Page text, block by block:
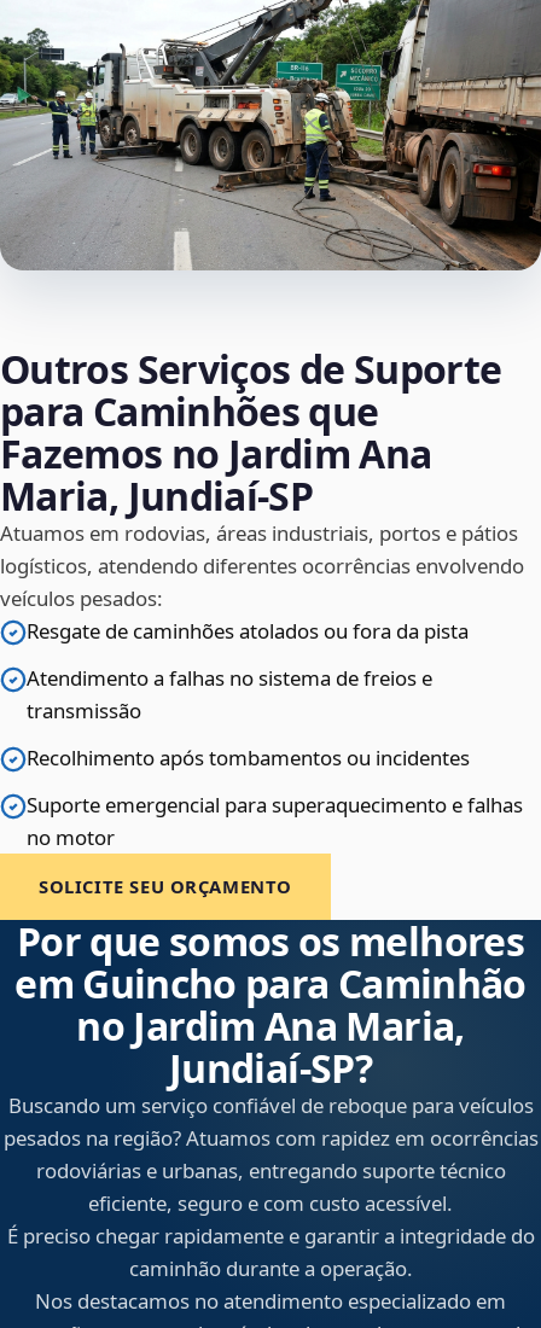
Outros Serviços de Suporte
para Caminhões que
Fazemos no Jardim Ana
Maria, Jundiaí‑SP
Atuamos em rodovias, áreas industriais, portos e pátios
logísticos, atendendo diferentes ocorrências envolvendo
veículos pesados:
Resgate de caminhões atolados ou fora da pista
Atendimento a falhas no sistema de freios e
transmissão
Recolhimento após tombamentos ou incidentes
Suporte emergencial para superaquecimento e falhas
no motor
SOLICITE SEU ORÇAMENTO
Por que somos os melhores
em Guincho para Caminhão
no Jardim Ana Maria,
Jundiaí‑SP?
Buscando um serviço confiável de reboque para veículos
pesados na região? Atuamos com rapidez em ocorrências
rodoviárias e urbanas, entregando suporte técnico
eficiente, seguro e com custo acessível.
É preciso chegar rapidamente e garantir a integridade do
caminhão durante a operação.
Nos destacamos no atendimento especializado em